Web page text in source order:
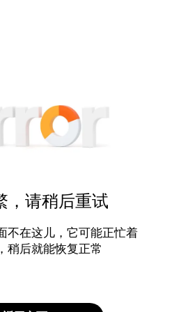
，请稍后重试
不在这儿，它可能正忙着
稍后就能恢复正常